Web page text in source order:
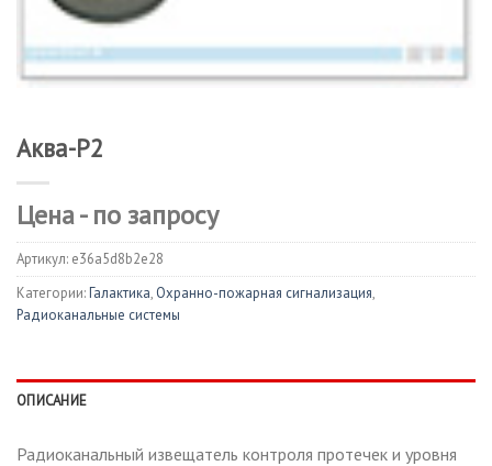
Аква-Р2
Цена - по запросу
Артикул: e36a5d8b2e28
Категории:Галактика, Охранно-пожарная сигнализация,
Радиоканальные системы
ОПИСАНИЕ
Радиоканальный извещатель контроля протечек и уровня